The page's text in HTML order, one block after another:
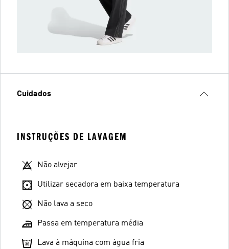
Cuidados
INSTRUÇÕES DE LAVAGEM
Não alvejar
Utilizar secadora em baixa temperatura
Não lava a seco
Passa em temperatura média
Lava à máquina com água fria